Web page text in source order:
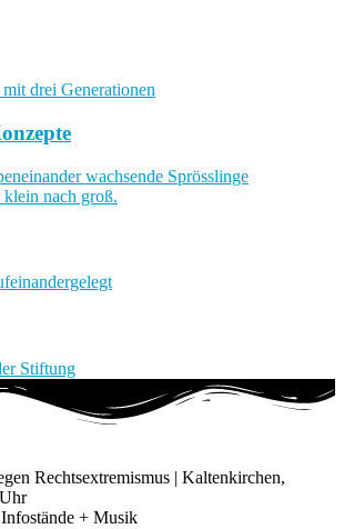
Rechtsextremismus | Kaltenkirchen,
+ Musik